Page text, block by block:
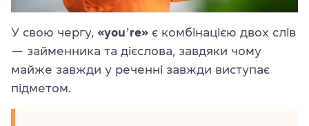
У свою чергу, «youʼre» є комбінацією двох слів
— займенника та дієслова, завдяки чому
майже завжди у реченні завжди виступає
підметом.